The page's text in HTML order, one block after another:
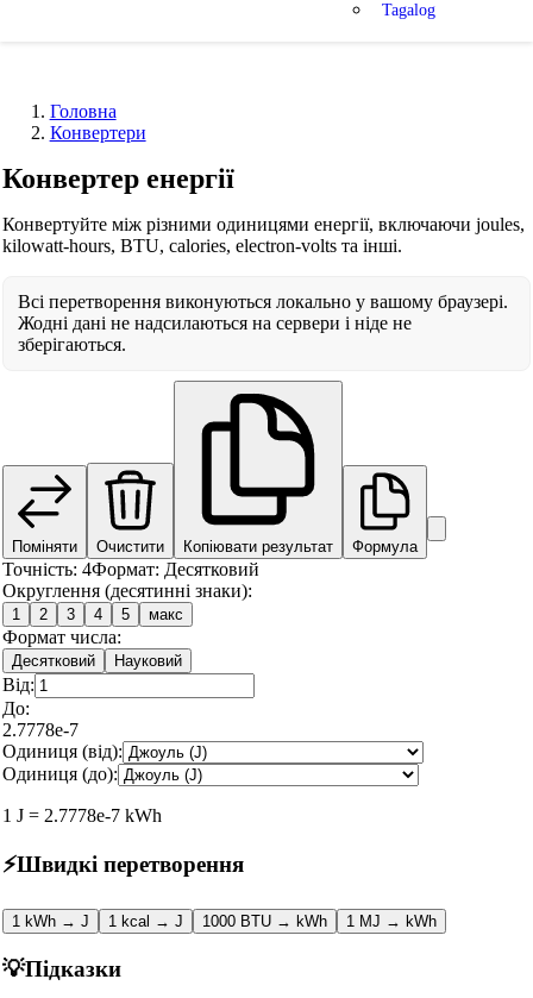
Tagalog
Головна
Конвертери
Конвертер енергії
Конвертуйте між різними одиницями енергії, включаючи joules,
kilowatt-hours, BTU, calories, electron-volts та інші.
Всі перетворення виконуються локально у вашому браузері.
Жодні дані не надсилаються на сервери і ніде не
зберігаються.
Поміняти Очистити Копіювати результат Формула
Точність: 4Формат: Десятковий
Округлення (десятинні знаки):
1 2 3 4 5 макс
Формат числа:
Десятковий Науковий
Від:
До:
2.7778e-7
Одиниця (від):
Одиниця (до):
1 J = 2.7778e-7 kWh
⚡Швидкі перетворення
1 kWh → J 1 kcal → J 1000 BTU → kWh 1 MJ → kWh
💡Підказки